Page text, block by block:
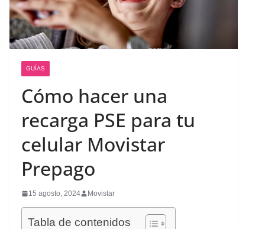
GUÍAS
Cómo hacer una
recarga PSE para tu
celular Movistar
Prepago
15 agosto, 2024 Movistar
Tabla de contenidos